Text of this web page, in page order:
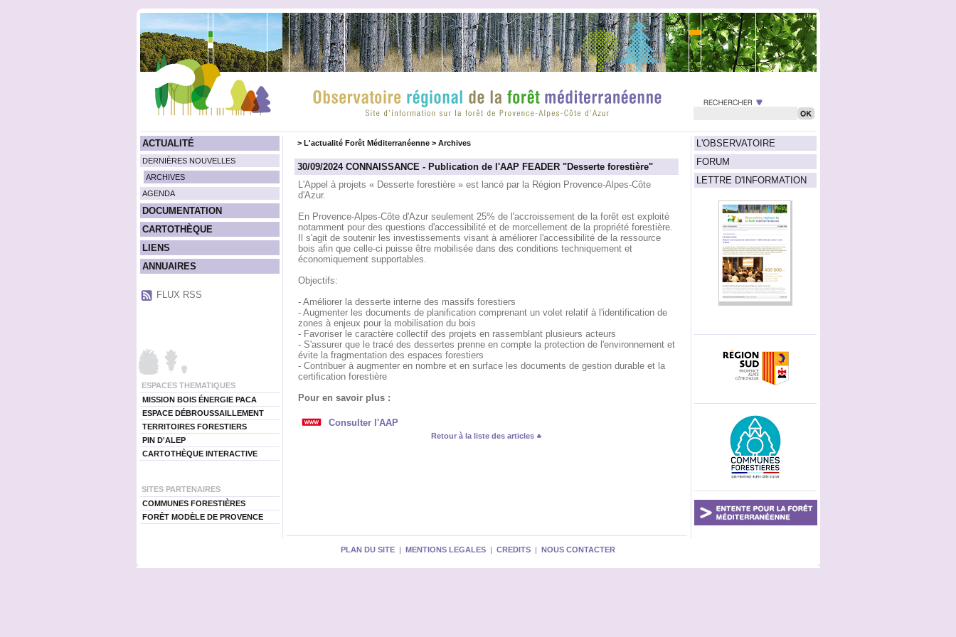
ACTUALITÉ
DERNIÈRES NOUVELLES
ARCHIVES
AGENDA
DOCUMENTATION
CARTOTHÈQUE
LIENS
ANNUAIRES
FLUX RSS
ESPACES THEMATIQUES
MISSION BOIS ÉNERGIE PACA
ESPACE DÉBROUSSAILLEMENT
TERRITOIRES FORESTIERS
PIN D'ALEP
CARTOTHÈQUE INTERACTIVE
SITES PARTENAIRES
COMMUNES FORESTIÈRES
FORÊT MODÈLE DE PROVENCE
L'OBSERVATOIRE
FORUM
LETTRE D'INFORMATION
> L'actualité Forêt Méditerranéenne> Archives
30/09/2024 CONNAISSANCE - Publication de l'AAP FEADER "Desserte forestière"
L'Appel à projets « Desserte forestière » est lancé par la Région Provence-Alpes-Côte
d'Azur.
En Provence-Alpes-Côte d'Azur seulement 25% de l'accroissement de la forêt est exploité
notamment pour des questions d'accessibilité et de morcellement de la propriété forestière.
Il s'agit de soutenir les investissements visant à améliorer l'accessibilité de la ressource
bois afin que celle-ci puisse être mobilisée dans des conditions techniquement et
économiquement supportables.
Objectifs:
- Améliorer la desserte interne des massifs forestiers
- Augmenter les documents de planification comprenant un volet relatif à l'identification de
zones à enjeux pour la mobilisation du bois
- Favoriser le caractère collectif des projets en rassemblant plusieurs acteurs
- S'assurer que le tracé des dessertes prenne en compte la protection de l'environnement et
évite la fragmentation des espaces forestiers
- Contribuer à augmenter en nombre et en surface les documents de gestion durable et la
certification forestière
Pour en savoir plus :
Consulter l'AAP
Retour à la liste des articles
PLAN DU SITE | MENTIONS LEGALES | CREDITS | NOUS CONTACTER